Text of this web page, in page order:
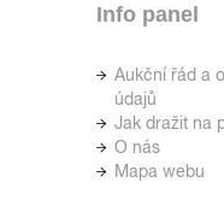
Info panel
Aukční řád a
údajů
Jak dražit na
O nás
Mapa webu